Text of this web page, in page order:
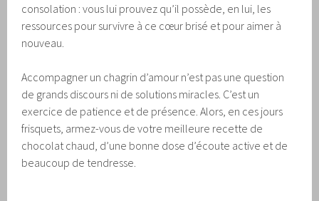
consolation : vous lui prouvez qu’il possède, en lui, les
ressources pour survivre à ce cœur brisé et pour aimer à
nouveau.
Accompagner un chagrin d’amour n’est pas une question
de grands discours ni de solutions miracles. C’est un
exercice de patience et de présence. Alors, en ces jours
frisquets, armez-vous de votre meilleure recette de
chocolat chaud, d’une bonne dose d’écoute active et de
beaucoup de tendresse.